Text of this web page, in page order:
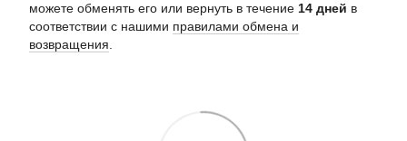
можете обменять его или вернуть в течение 14 дней в
соответствии с нашими правилами обмена и
возвращения